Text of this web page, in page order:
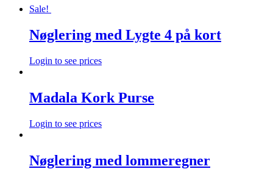
Sale!
Nøglering med Lygte 4 på kort
Login to see prices
Madala Kork Purse
Login to see prices
Nøglering med lommeregner